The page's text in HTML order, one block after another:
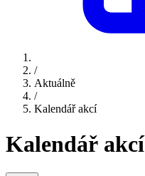
/
Aktuálně
/
Kalendář akcí
Kalendář akcí